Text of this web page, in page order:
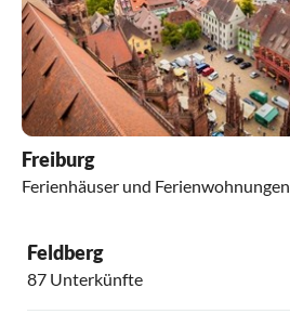
Freiburg
Ferienhäuser und Ferienwohnungen
Feldberg
87 Unterkünfte